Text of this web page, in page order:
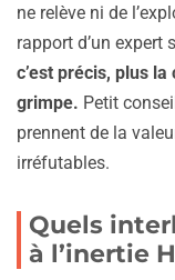
ne relève ni de
rapport d’un expert
c’est précis, plus
grimpe. Petit
prennent de la
irréfutables.
Quels
à l’inertie